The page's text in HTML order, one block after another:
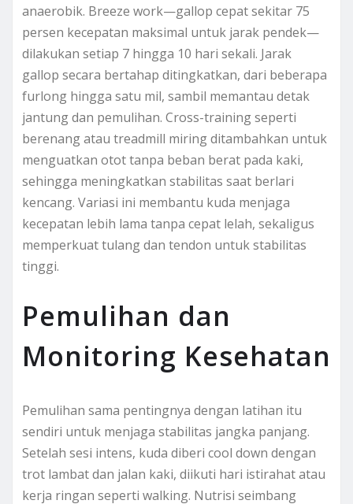
anaerobik. Breeze work—gallop cepat sekitar 75
persen kecepatan maksimal untuk jarak pendek—
dilakukan setiap 7 hingga 10 hari sekali. Jarak
gallop secara bertahap ditingkatkan, dari beberapa
furlong hingga satu mil, sambil memantau detak
jantung dan pemulihan. Cross-training seperti
berenang atau treadmill miring ditambahkan untuk
menguatkan otot tanpa beban berat pada kaki,
sehingga meningkatkan stabilitas saat berlari
kencang. Variasi ini membantu kuda menjaga
kecepatan lebih lama tanpa cepat lelah, sekaligus
memperkuat tulang dan tendon untuk stabilitas
tinggi.
Pemulihan dan
Monitoring Kesehatan
Pemulihan sama pentingnya dengan latihan itu
sendiri untuk menjaga stabilitas jangka panjang.
Setelah sesi intens, kuda diberi cool down dengan
trot lambat dan jalan kaki, diikuti hari istirahat atau
kerja ringan seperti walking. Nutrisi seimbang